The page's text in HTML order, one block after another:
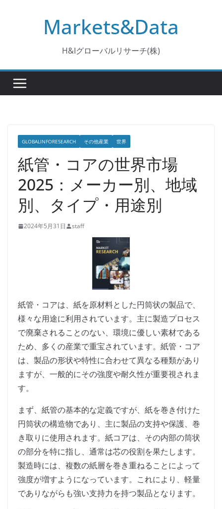
Markets&Data
H&Iグローバルリサーチ(株)
GLOBALINFORESEARCH その他産業 世界
紙管・コアの世界市場
2025：メーカー別、地域
別、タイプ・用途別
2024年5月31日 staff
紙管・コアは、紙を原材料とした円筒状の製品で、
様々な用途に利用されています。主に製造プロセス
で廃棄されることのない、環境に優しい素材である
ため、多くの産業で重宝されています。紙管・コア
は、製品の形状や特性に合わせて異なる種類があり
ますが、一般的にその強度や耐久性が重要視されま
す。
まず、紙管の基本的な定義ですが、紙を巻き付けた
円筒状の構造物であり、主に製品の支持や保護、巻
き取りに使用されます。紙コアは、その内部の筒状
の部分を特に指し、通常は芯の役割を果たします。
製造時には、複数の紙層を巻き重ねることによって
強度が増すようになっています。これにより、軽量
でありながらも強い支持力を持つ製品となります。